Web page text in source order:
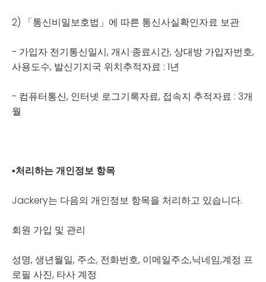
2) 「통신비밀보호법」에 따른 통신사실확인자료 보관
- 가입자 전기통신일시, 개시·종료시간, 상대방 가입자번호,
사용도수, 발신기지국 위치추적자료 : 1년
- 컴퓨터통신, 인터넷 로그기록자료, 접속지 추적자료 : 3개
월
▪처리하는 개인정보 항목
Jackery는 다음의 개인정보 항목을 처리하고 있습니다.
회원 가입 및 관리
성명, 생년월일, 주소, 전화번호, 이메일주소,닉네임,계정 프
로필 사진, 타사 계정